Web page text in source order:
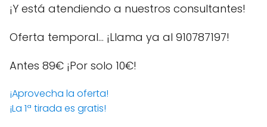
¡Y está atendiendo a nuestros consultantes!
Oferta temporal… ¡Llama ya al 910787197!
Antes 89€ ¡Por solo 10€!
¡Aprovecha la oferta!
¡La 1ª tirada es gratis!